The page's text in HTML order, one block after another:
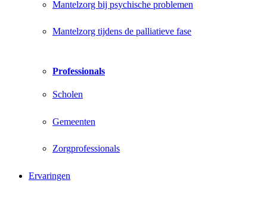
Mantelzorg bij psychische problemen
Mantelzorg tijdens de palliatieve fase
Professionals
Scholen
Gemeenten
Zorgprofessionals
Ervaringen